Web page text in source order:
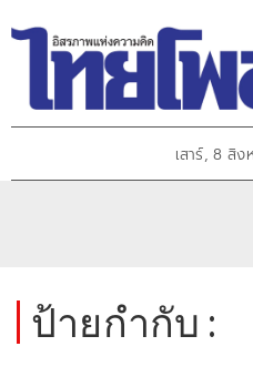
เสาร์, 8 สิ
ป้ายกำกับ :